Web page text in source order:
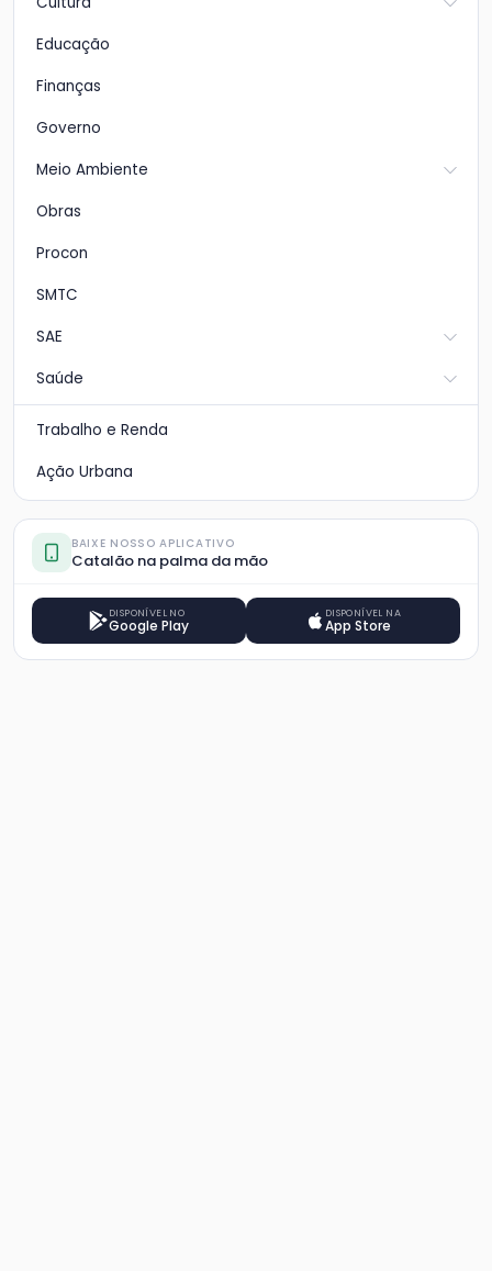
Educação
Finanças
Governo
Meio Ambiente
Obras
Procon
SMTC
SAE
Saúde
Trabalho e Renda
Ação Urbana
BAIXE NOSSO APLICATIVO
Catalão na palma da mão
DISPONÍVEL NO
Google Play
DISPONÍVEL NA
App Store